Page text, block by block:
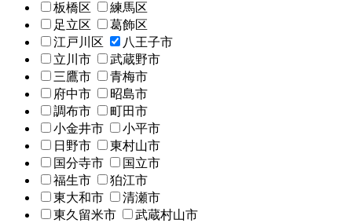
板橋区
練馬区
足立区
葛飾区
江戸川区
八王子市
立川市
武蔵野市
三鷹市
青梅市
府中市
昭島市
調布市
町田市
小金井市
小平市
日野市
東村山市
国分寺市
国立市
福生市
狛江市
東大和市
清瀬市
東久留米市
武蔵村山市